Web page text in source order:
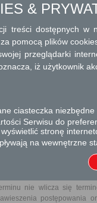
decyzję o
którego wymagane
o środowisku i jego
środowisko, oraz
środowiska w
przeprowadzona
Pełnomocnictwo w
usługi
Przedsiębiorca,
nie wlicza się
postępowania
&
treści dostępnych w
pomocą plików
przeglądarki
iż użytkownik
ciasteczka
Serwisu do
stronę
na wewnętrzne